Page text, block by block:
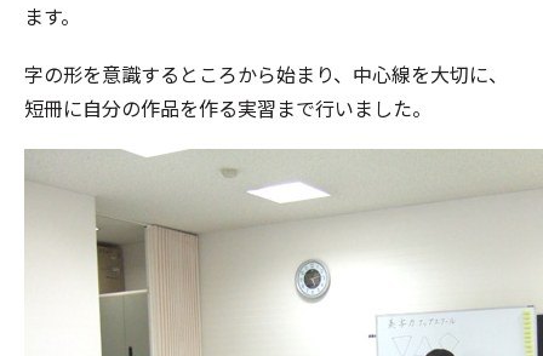
ます。
字の形を意識するところから始まり、中心線を大切に、
短冊に自分の作品を作る実習まで行いました。